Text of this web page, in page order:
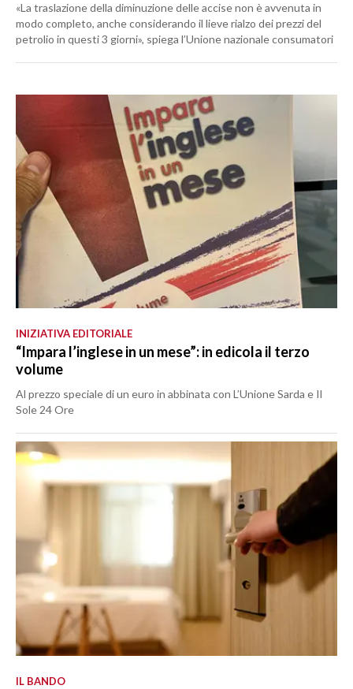
«La traslazione della diminuzione delle accise non è avvenuta in
modo completo, anche considerando il lieve rialzo dei prezzi del
petrolio in questi 3 giorni», spiega l’Unione nazionale consumatori
INIZIATIVA EDITORIALE
“Impara l’inglese in un mese”: in edicola il terzo
volume
Al prezzo speciale di un euro in abbinata con L’Unione Sarda e Il
Sole 24 Ore
IL BANDO